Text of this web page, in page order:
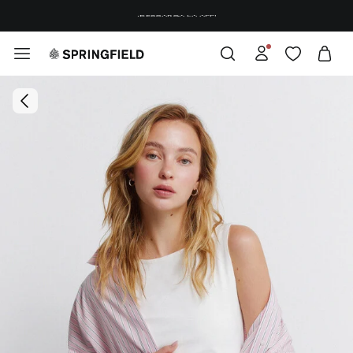
¡DESCARGA LA APP!